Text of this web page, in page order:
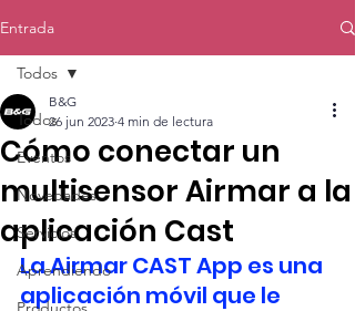
Entrada
Todos
Eventos
Novedades
Servicios
Aprendiendo
Todos
Cómo conectar un
multisensor Airmar a la
aplicación Cast
B&G
26 jun 2023 4 min de lectura
La Airmar CAST App es una
aplicación móvil que le